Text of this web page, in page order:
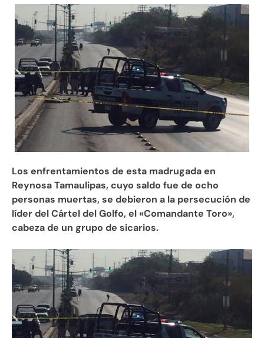
Los enfrentamientos de esta madrugada en
Reynosa Tamaulipas, cuyo saldo fue de ocho
personas muertas, se debieron a la persecución de
líder del Cártel del Golfo, el «Comandante Toro»,
cabeza de un grupo de sicarios.